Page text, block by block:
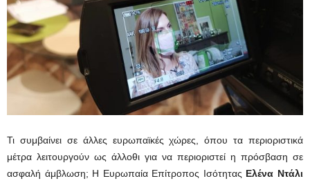
Τι συμβαίνει σε άλλες ευρωπαϊκές χώρες, όπου τα περιοριστικά
μέτρα λειτουργούν ως άλλοθι για να περιοριστεί η πρόσβαση σε
ασφαλή άμβλωση; Η Ευρωπαία Επίτροπος Ισότητας Ελένα Ντάλι